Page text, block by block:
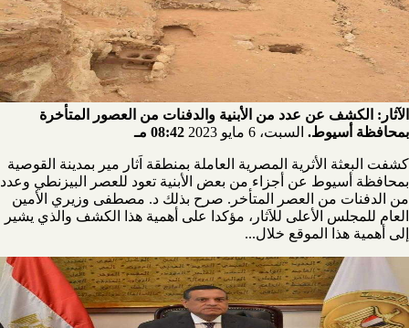
الآثار: الكشف عن عدد من الأبنية والدفنات من العصور المتأخرة
بمحافظة أسيوط. السبت، 6 مايو 2023 08:42 مـ
كشفت البعثة الأثرية المصرية العاملة بمنطقة اَثار مير بمدينة القوصية
بمحافظة أسيوط عن أجزاء من بعض الأبنية تعود للعصر البيزنطي وعدد
من الدفنات من العصر المتأخر. صرح بذلك د. مصطفى وزيري الأمين
العام للمجلس الأعلى للاَثار، مؤكدا على أهمية هذا الكشف والذي يشير
إلى أهمية هذا الموقع خلال...